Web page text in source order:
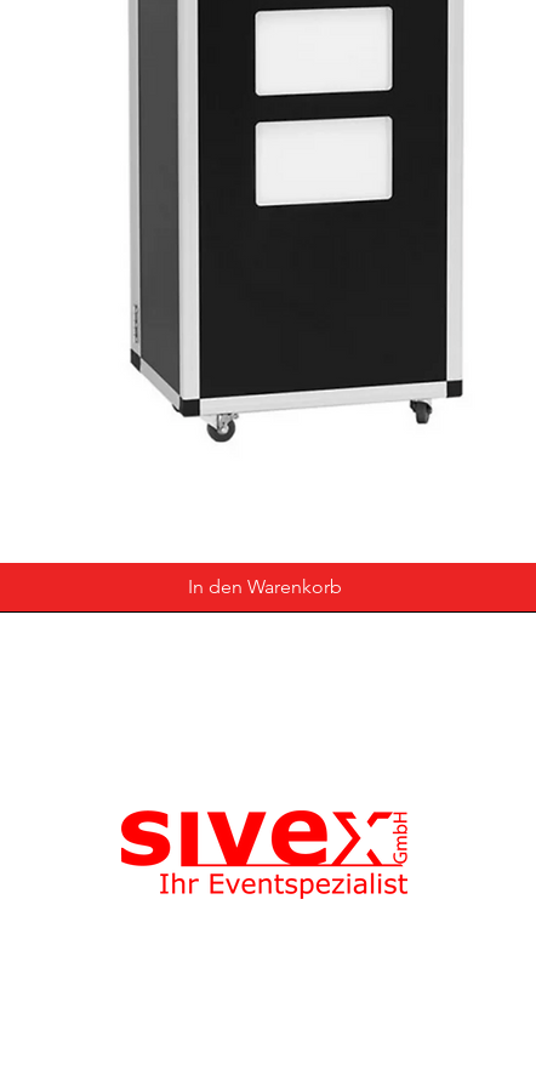
In den Warenkorb